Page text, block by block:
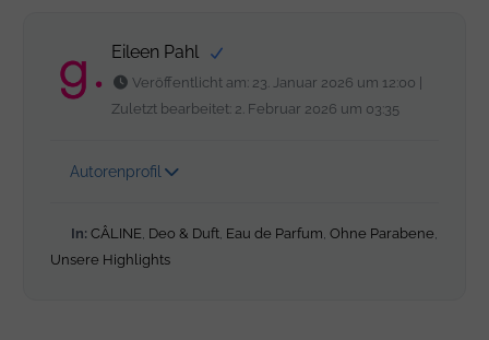
Eileen Pahl
Veröffentlicht am: 23. Januar 2026 um 12:00 |
Zuletzt bearbeitet: 2. Februar 2026 um 03:35
Autorenprofil
In: CÂLINE, Deo & Duft, Eau de Parfum,Ohne Parabene,
Unsere Highlights